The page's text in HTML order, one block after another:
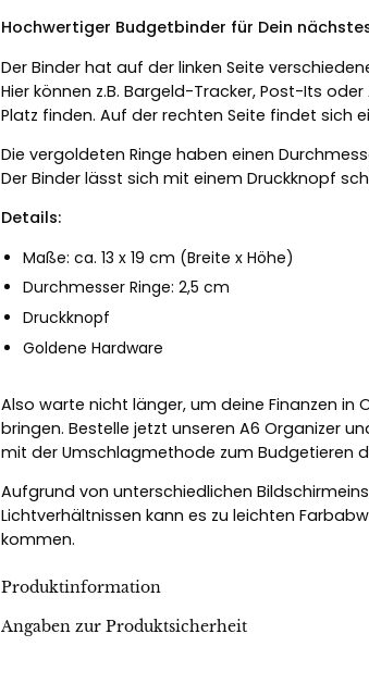
Hochwertiger Budgetbinder für Dein
Der Binder hat auf der linken Seite
Hier können z.B. Bargeld-Tracker, Post-Its
Platz finden. Auf der rechten Seite findet sich
Die vergoldeten Ringe haben einen
Der Binder lässt sich mit einem Druckknopf
Details:
Maße: ca. 13 x 19 cm (Breite x Höhe)
Durchmesser Ringe: 2,5 cm
Druckknopf
Goldene Hardware
Also warte nicht länger, um deine Finanzen in
bringen. Bestelle jetzt unseren A6 Organizer
mit der Umschlagmethode zum Budgetieren
Aufgrund von unterschiedlichen
Lichtverhältnissen kann es zu leichten
kommen.
Produktinformation
Angaben zur Produktsicherheit